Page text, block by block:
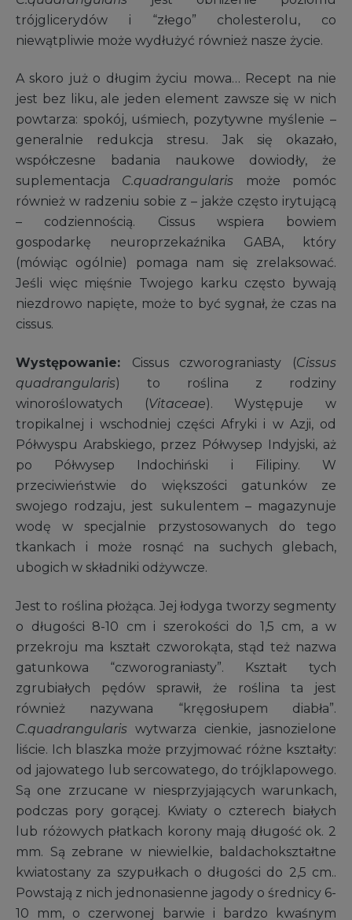
trójglicerydów i “złego” cholesterolu, co
niewątpliwie może wydłużyć również nasze życie.
A skoro już o długim życiu mowa… Recept na nie
jest bez liku, ale jeden element zawsze się w nich
powtarza: spokój, uśmiech, pozytywne myślenie –
generalnie redukcja stresu. Jak się okazało,
współczesne badania naukowe dowiodły, że
suplementacja C.quadrangularis może pomóc
również w radzeniu sobie z – jakże często irytującą
– codziennością. Cissus wspiera bowiem
gospodarkę neuroprzekaźnika GABA, który
(mówiąc ogólnie) pomaga nam się zrelaksować.
Jeśli więc mięśnie Twojego karku często bywają
niezdrowo napięte, może to być sygnał, że czas na
cissus.
Występowanie: Cissus czworograniasty (Cissus
quadrangularis) to roślina z rodziny
winoroślowatych (Vitaceae). Występuje w
tropikalnej i wschodniej części Afryki i w Azji, od
Półwyspu Arabskiego, przez Półwysep Indyjski, aż
po Półwysep Indochiński i Filipiny. W
przeciwieństwie do większości gatunków ze
swojego rodzaju, jest sukulentem – magazynuje
wodę w specjalnie przystosowanych do tego
tkankach i może rosnąć na suchych glebach,
ubogich w składniki odżywcze.
Jest to roślina płożąca. Jej łodyga tworzy segmenty
o długości 8-10 cm i szerokości do 1,5 cm, a w
przekroju ma kształt czworokąta, stąd też nazwa
gatunkowa “czworograniasty”. Kształt tych
zgrubiałych pędów sprawił, że roślina ta jest
również nazywana “kręgosłupem diabła”.
C.quadrangularis wytwarza cienkie, jasnozielone
liście. Ich blaszka może przyjmować różne kształty:
od jajowatego lub sercowatego, do trójklapowego.
Są one zrzucane w niesprzyjających warunkach,
podczas pory gorącej. Kwiaty o czterech białych
lub różowych płatkach korony mają długość ok. 2
mm. Są zebrane w niewielkie, baldachokształtne
kwiatostany za szypułkach o długości do 2,5 cm..
Powstają z nich jednonasienne jagody o średnicy 6-
10 mm, o czerwonej barwie i bardzo kwaśnym